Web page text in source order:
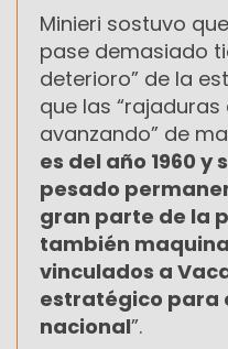
Minieri sostuvo
pase demasiado
deterioro” de la
que las
avanzando” de
es del año 1960
pesado
gran parte de la
también
vinculados a
estratégico para
nacional”.